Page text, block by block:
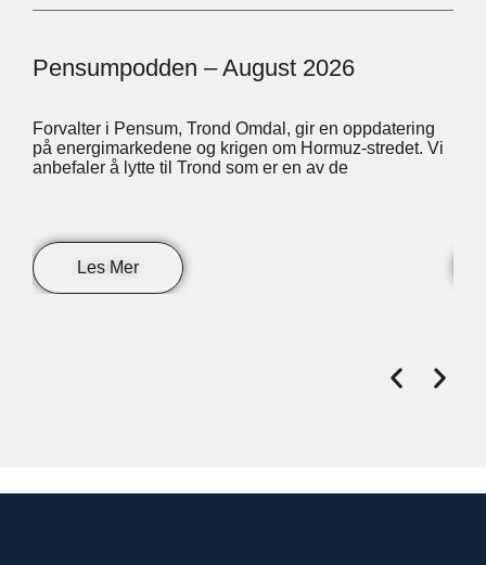
Pensumpodden – August 2026
Forvalter i Pensum, Trond Omdal, gir en oppdatering
på energimarkedene og krigen om Hormuz-stredet. Vi
anbefaler å lytte til Trond som er en av de
Les Mer